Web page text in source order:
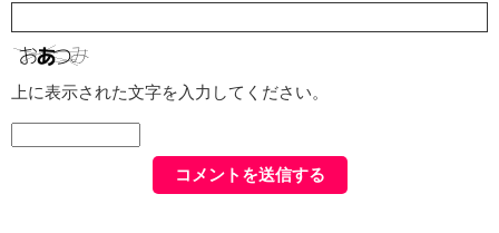
上に表示された文字を入力してください。